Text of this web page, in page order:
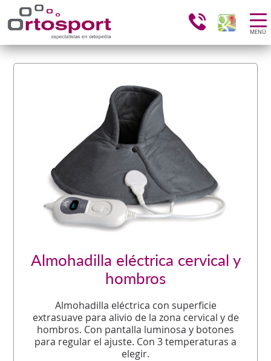
MENÚ
Almohadilla eléctrica cervical y
hombros
Almohadilla eléctrica con superficie
extrasuave para alivio de la zona cervical y de
hombros. Con pantalla luminosa y botones
para regular el ajuste. Con 3 temperaturas a
elegir.